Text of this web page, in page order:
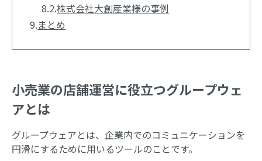
8.2.株式会社大創産業様の事例
9.まとめ
小売業の店舗運営に役立つグループウェ
アとは
グループウェアとは、企業内でのコミュニケーションを
円滑にするために用いるツールのことです。